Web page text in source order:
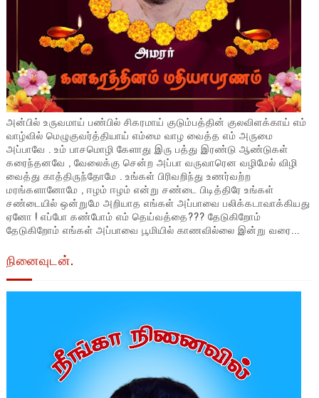
அன்பில் உருவமாய் பண்பில் சிகரமாய் குடும்பத்தின் குலவிளக்காய் எம்
வாழ்வில் மெழுகுவர்த்தியாய் எம்மை வாழ வைத்த எம் அருமை
அப்பாவே . உம் பாசமொழி கேளாது இரு பத்து இரண்டு ஆண்டுகள்
கரைந்தனவே , வேலைக்கு சென்ற அப்பா வருவாரென வழிமேல் விழி
வைத்து காத்திருந்தோமே . உங்கள் பிரிவறிந்து உணர்வற்ற
மரங்களானோமே , ஈழம் ஈழம் என்று சண்டை பிடித்திரே உங்கள்
சண்டையில் ஒன்றுமே அறியாத எங்கள் அப்பாவை பலிக்கடாவாக்கியது
ஏனோ ! எப்போ கண்போம் எம் தெய்வத்தை??? தேடுகிறோம்
தேடுகிறோம் எங்கள் அப்பாவை பூமியில் காணவில்லை இன்று வரை...
நினைவுடன்.